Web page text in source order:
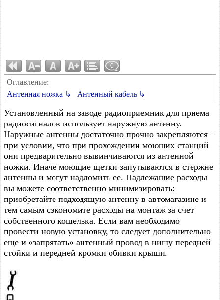
0
Оглавление:
Антенная ножка ↳
Антенный кабель ↳
Установленный на заводе радиоприемник для приема
радиосигналов использует наружную антенну.
Наружные антенны достаточно прочно закрепляются –
при условии, что при прохождении моющих станций
они предварительно вывинчиваются из антенной
ножки. Иначе моющие щетки запутываются в стержне
антенны и могут надломить ее. Надлежащие расходы
вы можете соответственно минимизировать:
приобретайте подходящую антенну в автомагазине и
тем самым сэкономите расходы на монтаж за счет
собственного кошелька. Если вам необходимо
провести новую установку, то следует дополнительно
еще и «запрятать» антенный провод в нишу передней
стойки и передней кромки обивки крыши.